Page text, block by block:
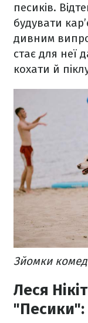
песиків.
будувати
дивним
стає для неї
кохати й
Зйомки
Леся
"Песики":